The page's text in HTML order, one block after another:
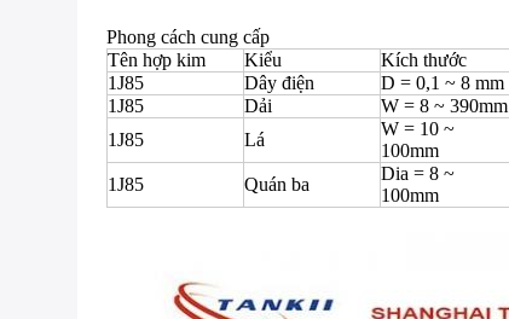
Phong cách cung cấp
Tên hợp kim
Kiểu
Kích thước
1J85
Dây điện
D = 0,1 ~ 8 mm
1J85
Dải W = 8 ~ 390mm
1J85
Lá
W = 10 ~
100mm
1J85 Quán ba
Dia = 8 ~
100mm